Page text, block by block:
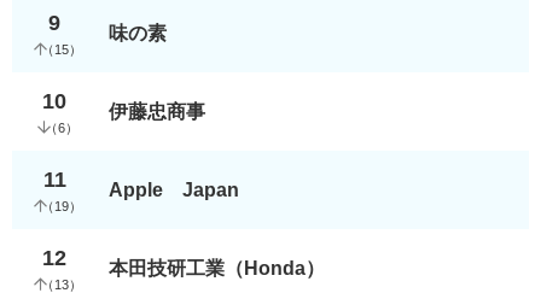
9
（ 15）
味の素
10
（6）
伊藤忠商事
11
（ 19）
Apple Japan
12
（ 13）
本田技研工業（Honda）